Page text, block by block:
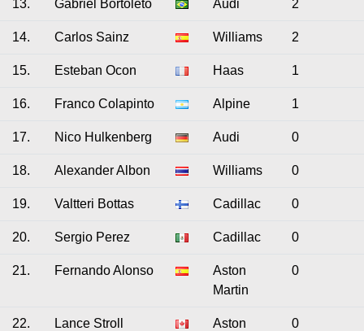
13. Gabriel Bortoleto Audi 2
14. Carlos Sainz Williams 2
15. Esteban Ocon Haas 1
16. Franco Colapinto Alpine 1
17. Nico Hulkenberg Audi 0
18. Alexander Albon Williams 0
19. Valtteri Bottas Cadillac 0
20. Sergio Perez Cadillac 0
21. Fernando Alonso
Aston
Martin
0
22. Lance Stroll
Aston
0